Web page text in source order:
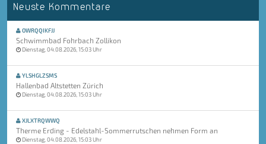
Neuste Kommentare
OWRQQIKFJJ
Schwimmbad Fohrbach Zollikon
Dienstag, 04.08.2026, 15:03 Uhr
YLSHGLZSMS
Hallenbad Altstetten Zürich
Dienstag, 04.08.2026, 15:03 Uhr
XJLXTRQWWQ
Therme Erding - Edelstahl-Sommerrutschen nehmen Form an
Dienstag, 04.08.2026, 15:03 Uhr